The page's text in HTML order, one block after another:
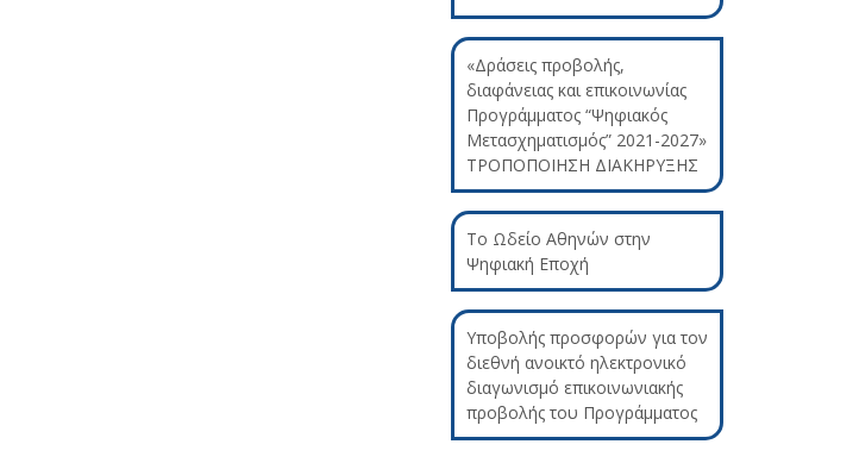
«Δράσεις προβολής,
διαφάνειας και επικοινωνίας
Προγράμματος “Ψηφιακός
Μετασχηματισμός” 2021-2027»
ΤΡΟΠΟΠΟΙΗΣΗ ΔΙΑΚΗΡΥΞΗΣ
Το Ωδείο Αθηνών στην
Ψηφιακή Εποχή
Υποβολής προσφορών για τον
διεθνή ανοικτό ηλεκτρονικό
διαγωνισμό επικοινωνιακής
προβολής του Προγράμματος